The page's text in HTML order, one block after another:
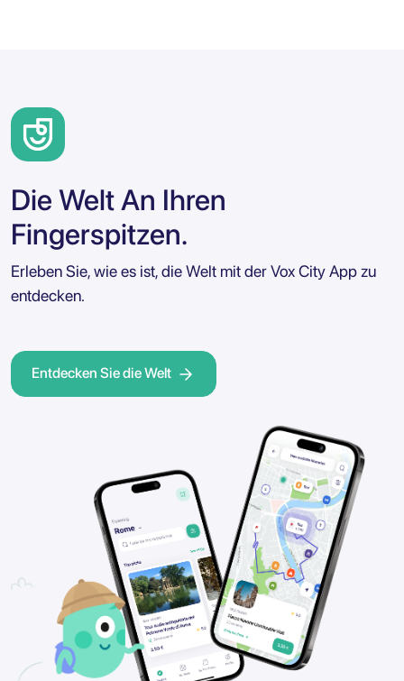
Die Welt An Ihren
Fingerspitzen.
Erleben Sie, wie es ist, die Welt mit der Vox City App zu
entdecken.
Entdecken Sie die Welt